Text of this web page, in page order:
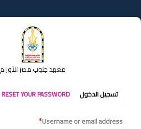
إلى
المحتوى
معهد جنوب مصر للأورام
التبويبات
الأساسية
تسجيل الدخول RESET YOUR PASSWORD
Username or email address